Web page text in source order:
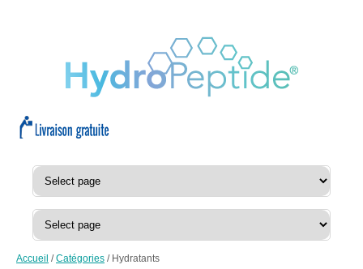
Accueil /Catégories / Hydratants